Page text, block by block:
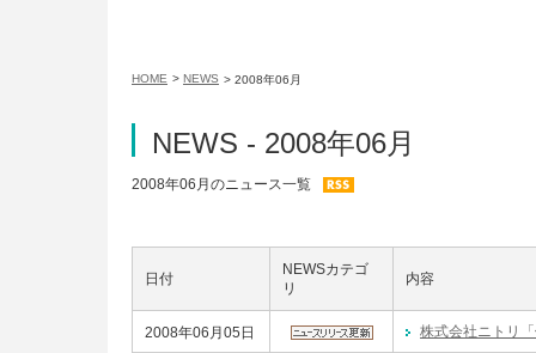
HOME > NEWS > 2008年06月
NEWS - 2008年06月
2008年06月のニュース一覧
日付
NEWSカテゴ
リ
内容
2008年06月05日 株式会社ニトリ